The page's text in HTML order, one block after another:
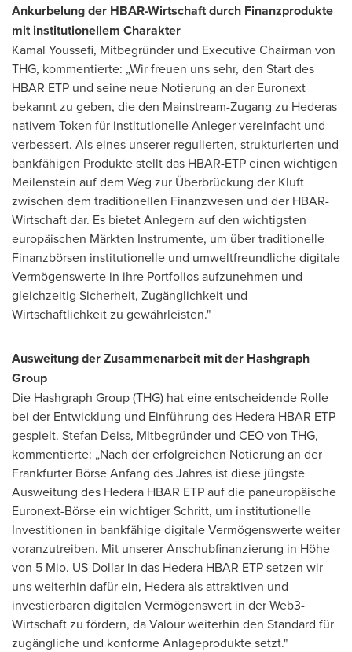
Ankurbelung der HBAR-Wirtschaft durch Finanzprodukte
mit institutionellem Charakter
Kamal Youssefi, Mitbegründer und Executive Chairman von
THG, kommentierte: „Wir freuen uns sehr, den Start des
HBAR ETP und seine neue Notierung an der Euronext
bekannt zu geben, die den Mainstream-Zugang zu Hederas
nativem Token für institutionelle Anleger vereinfacht und
verbessert. Als eines unserer regulierten, strukturierten und
bankfähigen Produkte stellt das HBAR-ETP einen wichtigen
Meilenstein auf dem Weg zur Überbrückung der Kluft
zwischen dem traditionellen Finanzwesen und der HBAR-
Wirtschaft dar. Es bietet Anlegern auf den wichtigsten
europäischen Märkten Instrumente, um über traditionelle
Finanzbörsen institutionelle und umweltfreundliche digitale
Vermögenswerte in ihre Portfolios aufzunehmen und
gleichzeitig Sicherheit, Zugänglichkeit und
Wirtschaftlichkeit zu gewährleisten."
Ausweitung der Zusammenarbeit mit der Hashgraph
Group
Die Hashgraph Group (THG) hat eine entscheidende Rolle
bei der Entwicklung und Einführung des Hedera HBAR ETP
gespielt. Stefan Deiss, Mitbegründer und CEOvon THG,
kommentierte: „Nach der erfolgreichen Notierung an der
Frankfurter Börse Anfang des Jahres ist diese jüngste
Ausweitung des Hedera HBAR ETP auf die paneuropäische
Euronext-Börse ein wichtiger Schritt, um institutionelle
Investitionen in bankfähige digitale Vermögenswerte weiter
voranzutreiben. Mit unserer Anschubfinanzierung in Höhe
von 5 Mio. US-Dollar in das Hedera HBAR ETP setzen wir
uns weiterhin dafür ein, Hedera als attraktiven und
investierbaren digitalen Vermögenswert in der Web3-
Wirtschaft zu fördern, da Valour weiterhin den Standard für
zugängliche und konforme Anlageprodukte setzt."